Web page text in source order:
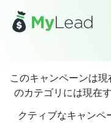
このキャンペーンは
のカテゴリには現在
クティブなキャンペ